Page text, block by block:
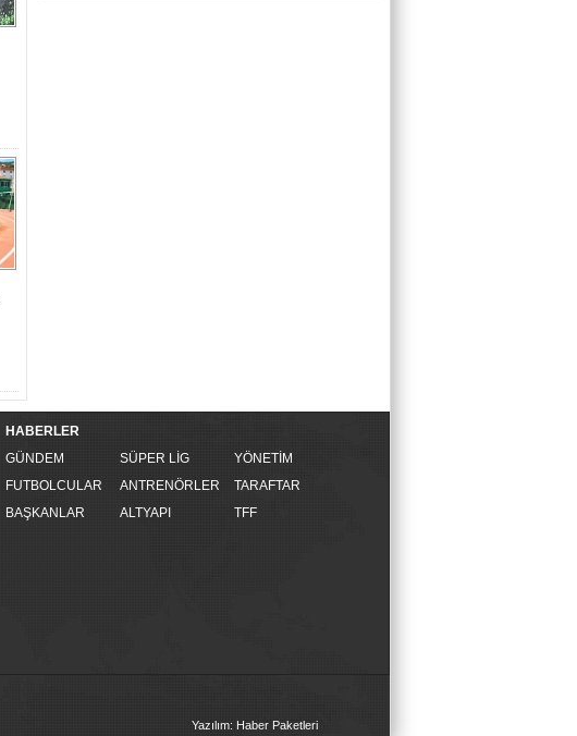
HABERLER
GÜNDEM
SÜPER LİG
YÖNETİM
FUTBOLCULAR
ANTRENÖRLER
TARAFTAR
BAŞKANLAR
ALTYAPI TFF
Yazılım: Haber Paketleri